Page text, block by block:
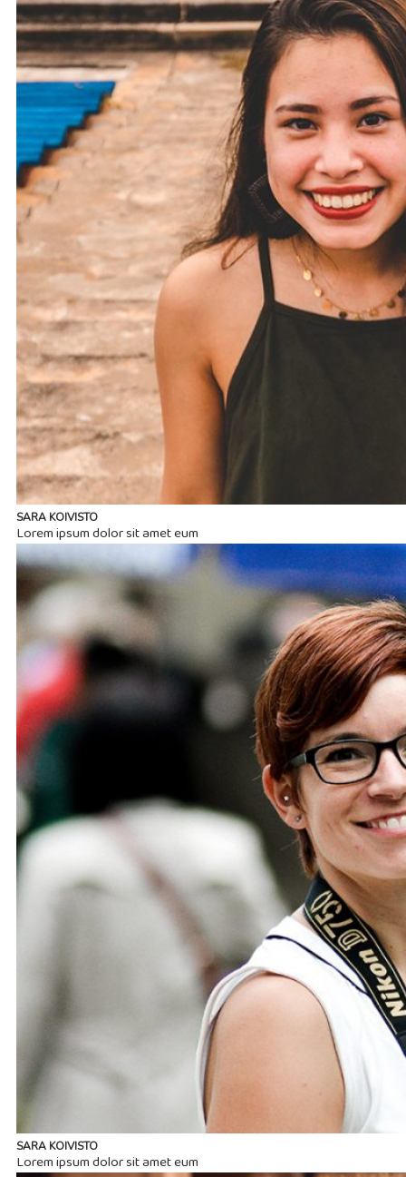
SARA KOIVISTO
Lorem ipsum dolor sit amet eum
SARA KOIVISTO
Lorem ipsum dolor sit amet eum